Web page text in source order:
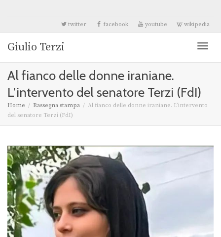
twitter facebook youtube wikipedia
Giulio Terzi
Al fianco delle donne iraniane.
L’intervento del senatore Terzi (FdI)
Home Rassegna stampa
Al fianco delle donne iraniane. L’intervento
del senatore Terzi (FdI)